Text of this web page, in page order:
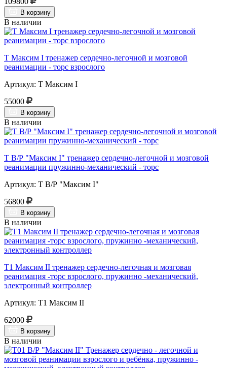
В корзину
В наличии
Т Максим I тренажер сердечно-легочной и мозговой
реанимации - торс взрослого
Артикул: Т Максим I
55000
В корзину
В наличии
Т В/Р "Максим I" тренажер сердечно-легочной и мозговой
реанимации пружинно-механический - торс
Артикул: Т В/Р "Максим I"
56800
В корзину
В наличии
Т1 Максим II тренажер сердечно-легочная и мозговая
реанимация -торс взрослого, пружинно -механический,
электронный контроллер
Артикул: Т1 Максим II
62000
В корзину
В наличии